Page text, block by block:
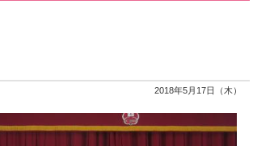
2018年5月17日（木）